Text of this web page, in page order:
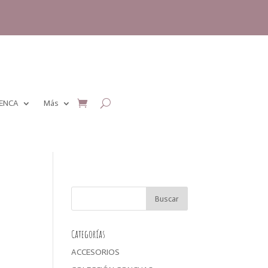
Más
Categorías
ACCESORIOS